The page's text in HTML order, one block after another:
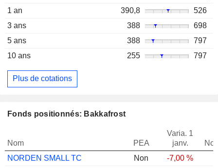
1 an
390,8
526
3 ans
388
698
5 ans
388
797
10 ans
255 797
Plus de cotations
Fonds positionnés: Bakkafrost
Nom PEA
Varia. 1
janv.
NORDEN SMALL TC
Non
-7,00 %